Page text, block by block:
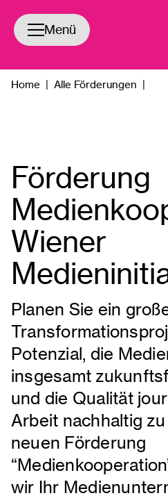
Navigation öffnen/
Menü
Home | Alle Förderungen |
Förderung
Wiener
Planen Sie ein
Potenzial, die
insgesamt
und die Qualität
Arbeit nachhaltig
neuen Förderung
wir Ihr